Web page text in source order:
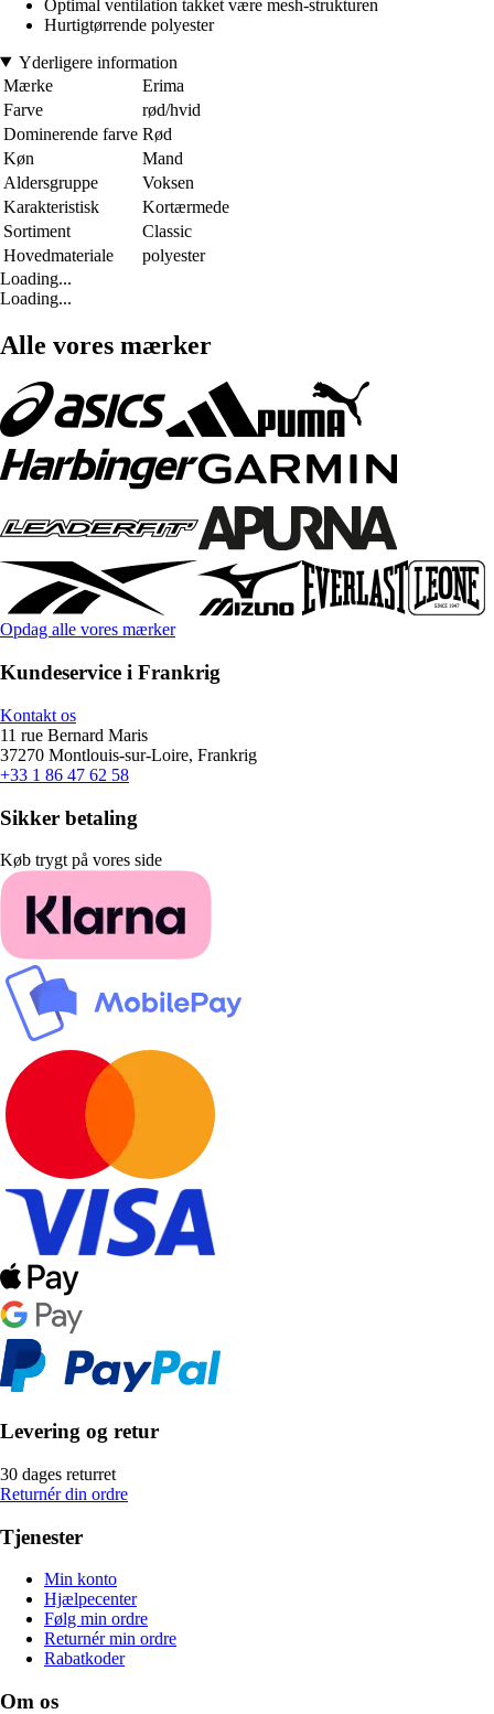
Optimal ventilation takket være mesh-strukturen
Hurtigtørrende polyester
Yderligere information
Mærke
Erima
Farve
rød/hvid
Dominerende farve Rød
Køn
Mand
Aldersgruppe
Voksen
Karakteristisk
Kortærmede
Sortiment
Classic
Hovedmateriale
polyester
Loading...
Loading...
Alle vores mærker
Opdag alle vores mærker
Kundeservice i Frankrig
Kontakt os
11 rue Bernard Maris
37270 Montlouis-sur-Loire, Frankrig
+33 1 86 47 62 58
Sikker betaling
Køb trygt på vores side
Levering og retur
30 dages returret
Returnér din ordre
Tjenester
Min konto
Hjælpecenter
Følg min ordre
Returnér min ordre
Rabatkoder
Om os